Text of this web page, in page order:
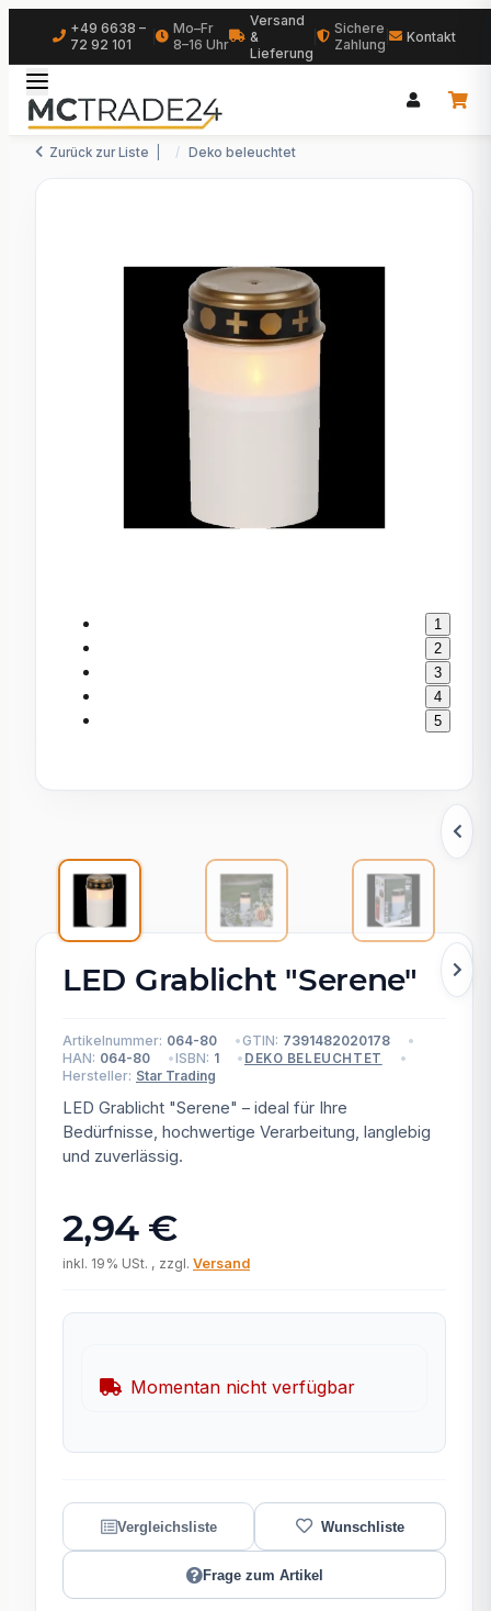
+49 6638 –
72 92 101
Mo–Fr
8–16 Uhr
Versand
&
Lieferung
Sichere
Zahlung
Kontakt
Zurück zur Liste Deko beleuchtet
1
2
3
4
5
LED Grablicht "Serene"
Artikelnummer: 064-80 GTIN: 7391482020178
HAN: 064-80 ISBN: 1 DEKO BELEUCHTET
Hersteller: Star Trading
LED Grablicht "Serene" – ideal für Ihre
Bedürfnisse, hochwertige Verarbeitung, langlebig
und zuverlässig.
2,94 €
inkl. 19% USt. , zzgl. Versand
Momentan nicht verfügbar
Frage zum Artikel